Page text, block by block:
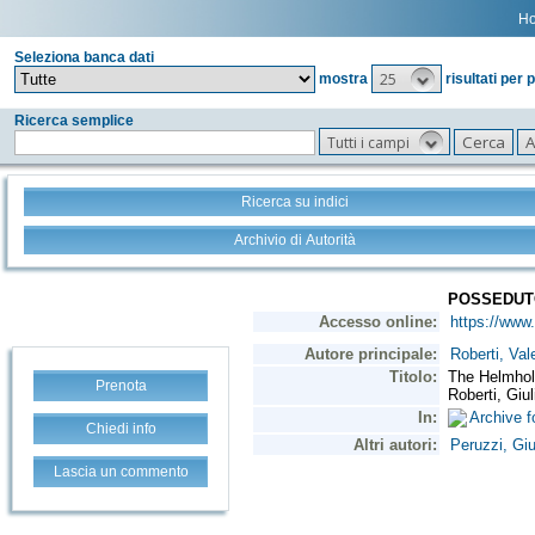
Seleziona banca dati
mostra
25 risultati per
Ricerca semplice
Tutti i campi
Ricerca su indici
Archivio di Autorità
Prenota
Chiedi info
Lascia un commento